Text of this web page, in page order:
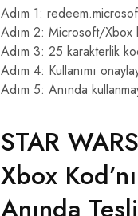
Adım 1:
Adım 2: Microsoft/Xbox
Adım 3: 25 karakterlik
Adım 4: Kullanımı
Adım 5: Anında
STAR
Xbox